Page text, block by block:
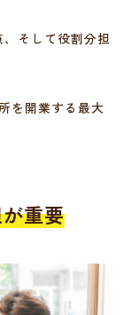
そして役割分担
を開業する最大
重要